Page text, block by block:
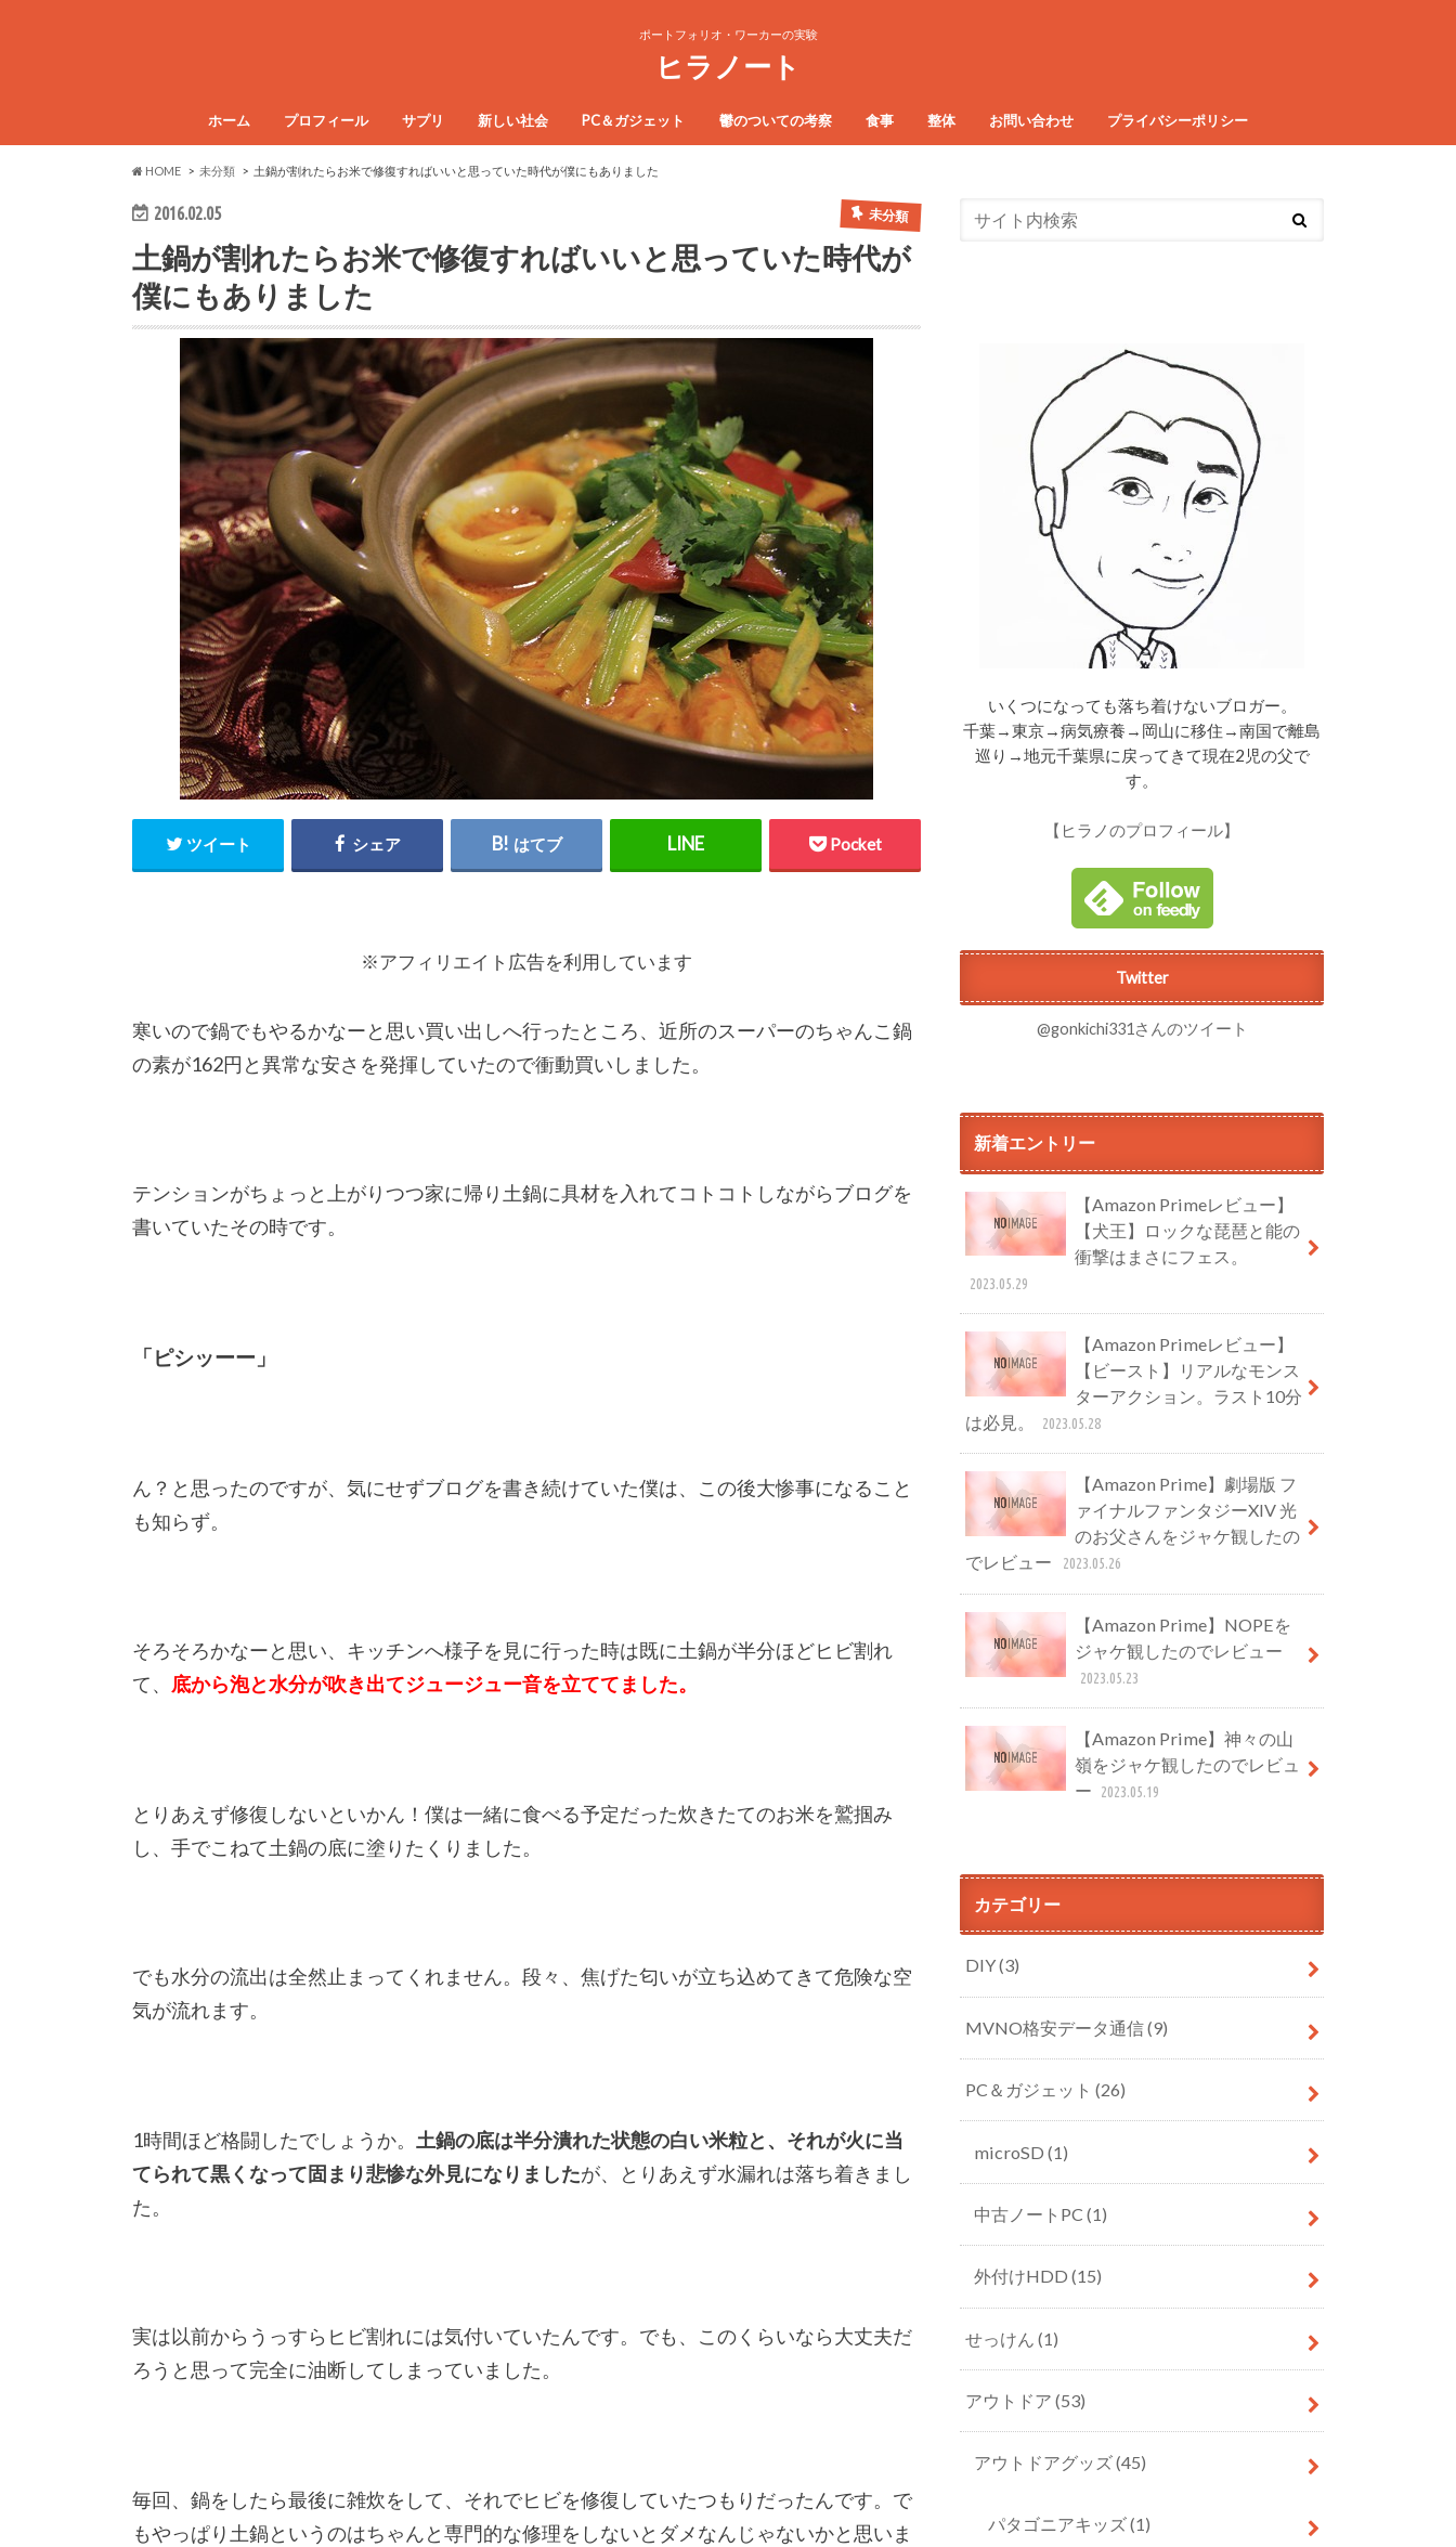
ポートフォリオ・ワーカーの実験
ヒラノート
ホーム プロフィール サプリ 新しい社会 PC＆ガジェット 鬱のついての考察 食事 整体 お問い合わせ プライバシーポリシー
HOME 未分類 土鍋が割れたらお米で修復すればいいと思っていた時代が僕にもありました
2016.02.05 未分類
土鍋が割れたらお米で修復すればいいと思っていた時代が
僕にもありました
ツイート シェア はてブ Pocket
※アフィリエイト広告を利用しています
寒いので鍋でもやるかなーと思い買い出しへ行ったところ、近所のスーパーのちゃんこ鍋
の素が162円と異常な安さを発揮していたので衝動買いしました。
テンションがちょっと上がりつつ家に帰り土鍋に具材を入れてコトコトしながらブログを
書いていたその時です。
「ピシッーー」
ん？と思ったのですが、気にせずブログを書き続けていた僕は、この後大惨事になること
も知らず。
そろそろかなーと思い、キッチンへ様子を見に行った時は既に土鍋が半分ほどヒビ割れ
て、 底から泡と水分が吹き出てジュージュー音を立ててました。
とりあえず修復しないといかん！僕は一緒に食べる予定だった炊きたてのお米を鷲掴み
し、手でこねて土鍋の底に塗りたくりました。
でも水分の流出は全然止まってくれません。段々、焦げた匂いが立ち込めてきて危険な空
気が流れます。
1時間ほど格闘したでしょうか。 土鍋の底は半分潰れた状態の白い米粒と、それが火に当
てられて黒くなって固まり悲惨な外見になりましたが、とりあえず水漏れは落ち着きまし
た。
実は以前からうっすらヒビ割れには気付いていたんです。でも、このくらいなら大丈夫だ
ろうと思って完全に油断してしまっていました。
毎回、鍋をしたら最後に雑炊をして、それでヒビを修復していたつもりだったんです。で
もやっぱり土鍋というのはちゃんと専門的な修理をしないとダメなんじゃないかと思いま
いくつになっても落ち着けないブロガー。
千葉→東京→病気療養→岡山に移住→南国で離島
巡り→地元千葉県に戻ってきて現在2児の父で
す。
【ヒラノのプロフィール】
Twitter
@gonkichi331さんのツイート
新着エントリー
【Amazon Primeレビュー】
【犬王】ロックな琵琶と能の
衝撃はまさにフェス。
2023.05.29
【Amazon Primeレビュー】
【ビースト】リアルなモンス
ターアクション。ラスト10分
は必見。
2023.05.28
【Amazon Prime】劇場版 フ
ァイナルファンタジーXIV 光
のお父さんをジャケ観したの
でレビュー
2023.05.26
【Amazon Prime】NOPEを
ジャケ観したのでレビュー
2023.05.23
【Amazon Prime】神々の山
嶺をジャケ観したのでレビュ
ー 2023.05.19
カテゴリー
DIY(3)
MVNO格安データ通信(9)
PC＆ガジェット (26)
microSD (1)
中古ノートPC (1)
外付けHDD (15)
せっけん (1)
アウトドア (53)
アウトドアグッズ(45)
パタゴニアキッズ(1)